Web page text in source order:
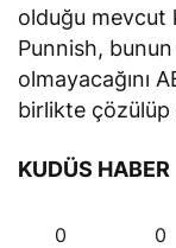
olduğu mevcut
Punnish,
olmayacağını
birlikte
KUDÜS HABER
0 0